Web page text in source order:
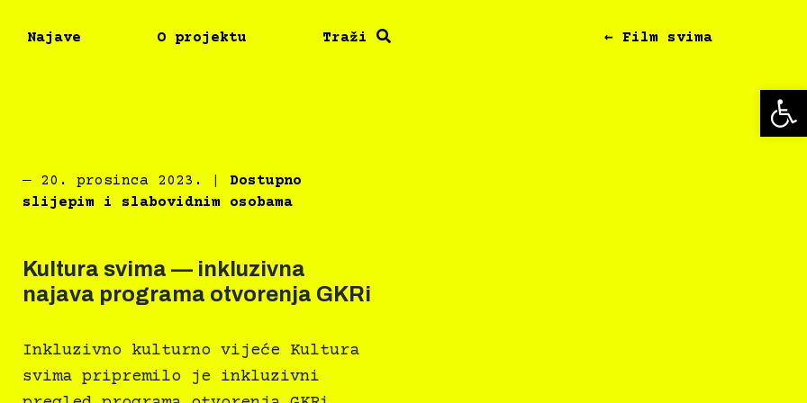
Najave O projektu ← Film svima
Traži
― 20. prosinca 2023.
Dostupno
slijepim i slabovidnim osobama
Kultura svima — inkluzivna
najava programa otvorenja GKRi
Inkluzivno kulturno vijeće Kultura
svima pripremilo je inkluzivni